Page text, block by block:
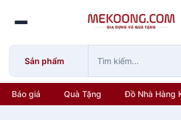
o
Sản phẩm
Báo giá Quà Tặng Đồ Nhà Hàng